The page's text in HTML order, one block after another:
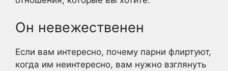
Он невежественен
Если вам интересно, почему парни флиртуют,
когда им неинтересно, вам нужно взглянуть